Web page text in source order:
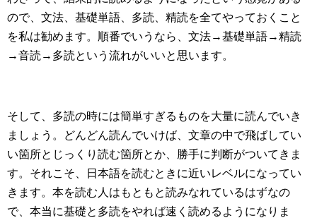
ので、文法、基礎単語、多読、精読を全てやっておくこと
を私は勧めます。順番でいうなら、文法→基礎単語→精読
→音読→多読という流れがいいと思います。
そして、多読の時には簡単すぎるものを大量に読んでいき
ましょう。どんどん読んでいけば、文章の中で飛ばしてい
い箇所とじっくり読む箇所とか、勝手に判断がついてきま
す。それこそ、日本語を読むときに近いレベルになってい
きます。本を読む人はもともと読みなれているはずなの
で、本当に基礎と多読をやれば速く読めるようになりま